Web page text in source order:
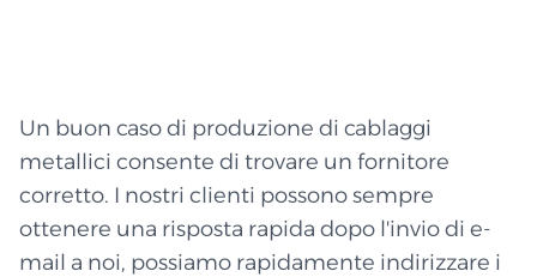
Un buon caso di produzione di cablaggi
metallici consente di trovare un fornitore
corretto. I nostri clienti possono sempre
ottenere una risposta rapida dopo l'invio di e-
mail a noi, possiamo rapidamente indirizzare i